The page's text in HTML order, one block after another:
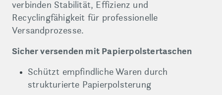
verbinden Stabilität, Effizienz und
Recyclingfähigkeit für professionelle
Versandprozesse.
Sicher versenden mit Papierpolstertaschen
Schützt empfindliche Waren durch
strukturierte Papierpolsterung